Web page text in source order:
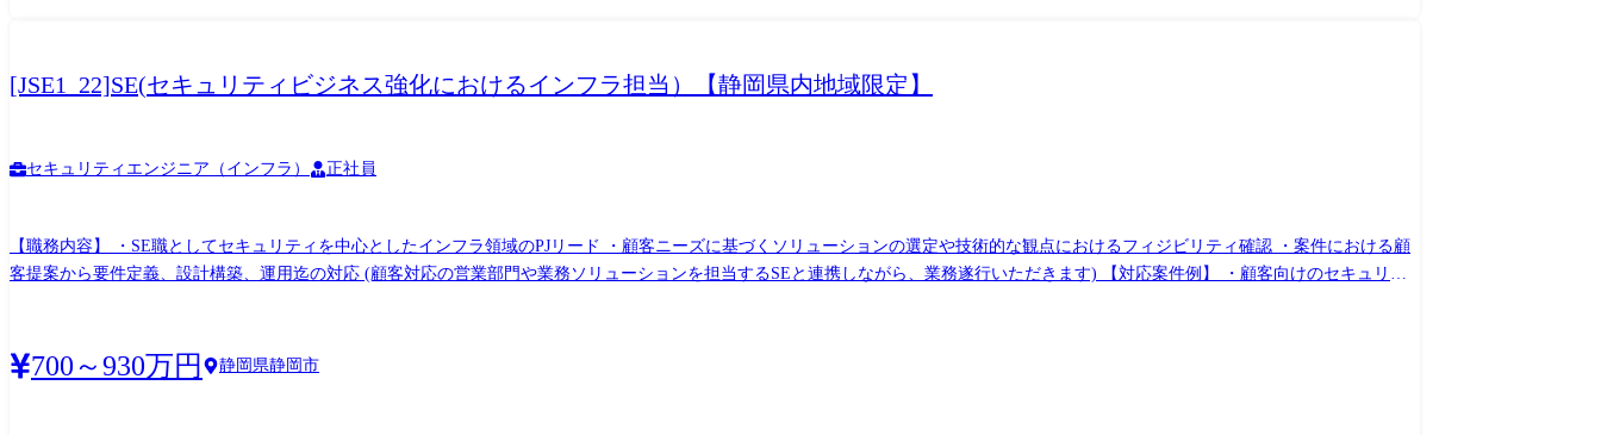
[JSE1_22]SE(セキュリティビジネス強化におけるインフラ担当）【静岡県内地域限定】
セキュリティエンジニア（インフラ） 正社員
【職務内容】 ・SE職としてセキュリティを中心としたインフラ領域のPJリード ・顧客ニーズに基づくソリューションの選定や技術的な観点におけるフィジビリティ確認 ・案件における顧
客提案から要件定義、設計構築、運用迄の対応 (顧客対応の営業部門や業務ソリューションを担当するSEと連携しながら、業務遂行いただきます) 【対応案件例】 ・顧客向けのセキュリテ
700～930万円 静岡県静岡市